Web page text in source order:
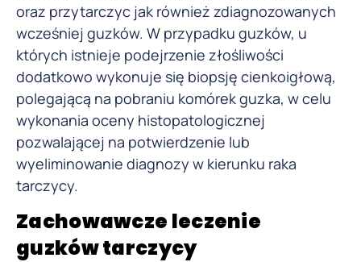
oraz przytarczyc jak również zdiagnozowanych
wcześniej guzków. W przypadku guzków, u
których istnieje podejrzenie złośliwości
dodatkowo wykonuje się biopsję cienkoigłową,
polegającą na pobraniu komórek guzka, w celu
wykonania oceny histopatologicznej
pozwalającej na potwierdzenie lub
wyeliminowanie diagnozy w kierunku raka
tarczycy.
Zachowawcze leczenie
guzków tarczycy